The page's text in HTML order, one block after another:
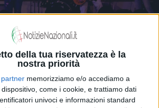
della tua riservatezza è la
nostra priorità
partner memorizziamo e/o accediamo a
come i cookie, e trattiamo dati
univoci e informazioni standard
le suadenze del rock, dal
Awards all'Expo di Milano